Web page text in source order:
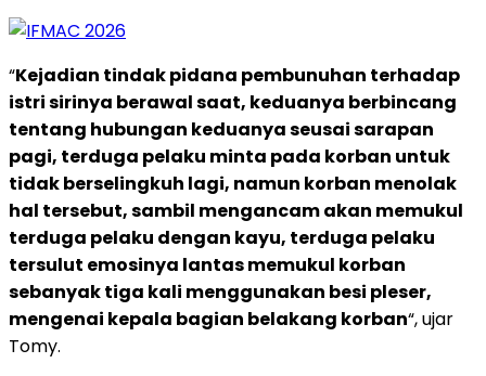
“Kejadian tindak pidana pembunuhan terhadap
istri sirinya berawal saat, keduanya berbincang
tentang hubungan keduanya seusai sarapan
pagi, terduga pelaku minta pada korban untuk
tidak berselingkuh lagi, namun korban menolak
hal tersebut, sambil mengancam akan memukul
terduga pelaku dengan kayu, terduga pelaku
tersulut emosinya lantas memukul korban
sebanyak tiga kali menggunakan besi pleser,
mengenai kepala bagian belakang korban“, ujar
Tomy.